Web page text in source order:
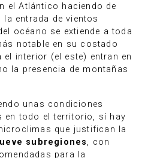
el Atlántico haciendo de
la entrada de vientos
océano se extiende a toda
notable en su costado
el interior (el este) entran en
la presencia de montañas
unas condiciones
en todo el territorio, sí hay
que justifican la
subregiones, con
para la